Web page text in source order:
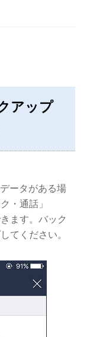
アップ
ータがある場
・通話」
ます。バック
てください。